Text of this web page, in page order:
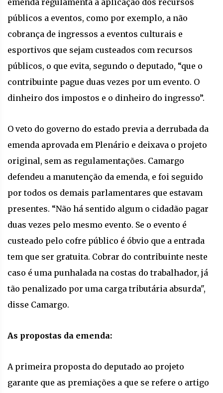
emenda regulamenta a aplicação dos recursos
públicos a eventos, como por exemplo, a não
cobrança de ingressos a eventos culturais e
esportivos que sejam custeados com recursos
públicos, o que evita, segundo o deputado, “que o
contribuinte pague duas vezes por um evento. O
dinheiro dos impostos e o dinheiro do ingresso”.
O veto do governo do estado previa a derrubada da
emenda aprovada em Plenário e deixava o projeto
original, sem as regulamentações. Camargo
defendeu a manutenção da emenda, e foi seguido
por todos os demais parlamentares que estavam
presentes. “Não há sentido algum o cidadão pagar
duas vezes pelo mesmo evento. Se o evento é
custeado pelo cofre público é óbvio que a entrada
tem que ser gratuita. Cobrar do contribuinte neste
caso é uma punhalada na costas do trabalhador, já
tão penalizado por uma carga tributária absurda",
disse Camargo.
As propostas da emenda:
A primeira proposta do deputado ao projeto
garante que as premiações a que se refere o artigo